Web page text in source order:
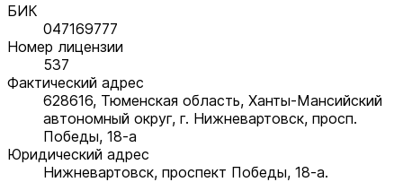
БИК
047169777
Номер лицензии
537
Фактический адрес
628616, Тюменская область, Ханты-Мансийский
автономный округ, г. Нижневартовск, просп.
Победы, 18-а
Юридический адрес
Нижневартовск, проспект Победы, 18-а.